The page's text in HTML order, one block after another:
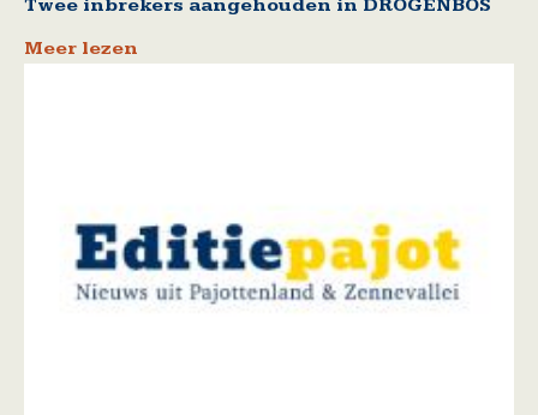
Twee inbrekers aangehouden in DROGENBOS
Meer lezen